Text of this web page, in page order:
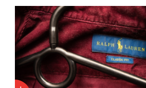
sanering volgt op eerdere ingrepen in
en Spanje waarbij al honderden jobs